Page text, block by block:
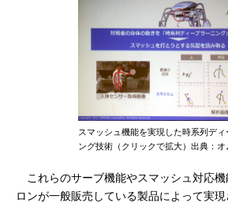
スマッシュ機能を実現した時系列ディ
ング技術（クリックで拡大）出典：オ
これらのサーブ機能やスマッシュ対応機
ロンが一般販売している製品によって実